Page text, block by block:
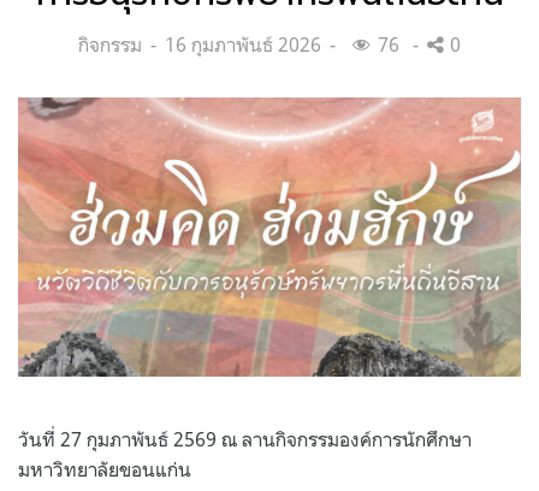
Categories:
กิจกรรม
Posted
16 กุมภาพันธ์ 2026 76 0
วันที่ 27 กุมภาพันธ์ 2569 ณ ลานกิจกรรมองค์การนักศึกษา
มหาวิทยาลัยขอนแก่น